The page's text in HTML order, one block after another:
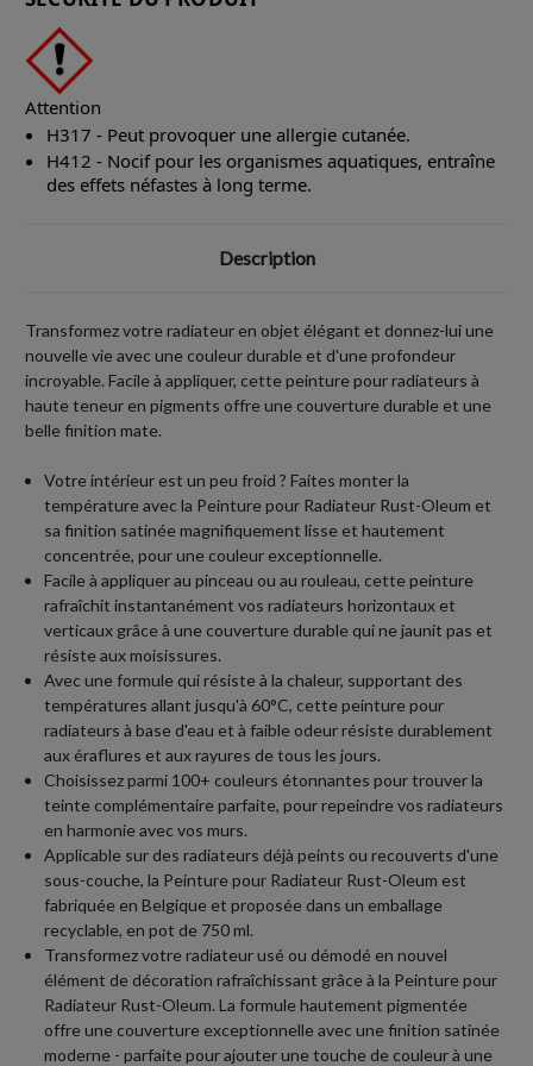
Attention
H317 - Peut provoquer une allergie cutanée.
H412 - Nocif pour les organismes aquatiques, entraîne
des effets néfastes à long terme.
Description
Transformez votre radiateur en objet élégant et donnez-lui une
nouvelle vie avec une couleur durable et d'une profondeur
incroyable. Facile à appliquer, cette peinture pour radiateurs à
haute teneur en pigments offre une couverture durable et une
belle finition mate.
Votre intérieur est un peu froid ? Faites monter la
température avec la Peinture pour Radiateur Rust-Oleum et
sa finition satinée magnifiquement lisse et hautement
concentrée, pour une couleur exceptionnelle.
Facile à appliquer au pinceau ou au rouleau, cette peinture
rafraîchit instantanément vos radiateurs horizontaux et
verticaux grâce à une couverture durable qui ne jaunit pas et
résiste aux moisissures.
Avec une formule qui résiste à la chaleur, supportant des
températures allant jusqu'à 60°C, cette peinture pour
radiateurs à base d'eau et à faible odeur résiste durablement
aux éraflures et aux rayures de tous les jours.
Choisissez parmi 100+ couleurs étonnantes pour trouver la
teinte complémentaire parfaite, pour repeindre vos radiateurs
en harmonie avec vos murs.
Applicable sur des radiateurs déjà peints ou recouverts d'une
sous-couche, la Peinture pour Radiateur Rust-Oleum est
fabriquée en Belgique et proposée dans un emballage
recyclable, en pot de 750 ml.
Transformez votre radiateur usé ou démodé en nouvel
élément de décoration rafraîchissant grâce à la Peinture pour
Radiateur Rust-Oleum. La formule hautement pigmentée
offre une couverture exceptionnelle avec une finition satinée
moderne - parfaite pour ajouter une touche de couleur à une